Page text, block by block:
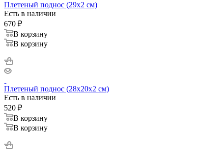
Плетеный поднос (29х2 см)
Есть в наличии
670 ₽
В корзину
В корзину
Плетеный поднос (28х20х2 см)
Есть в наличии
520 ₽
В корзину
В корзину